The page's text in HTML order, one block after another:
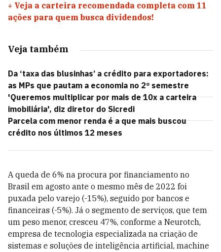
+ Veja a carteira recomendada completa com 11
ações para quem busca dividendos!
Veja também
Da ‘taxa das blusinhas’ a crédito para exportadores:
as MPs que pautam a economia no 2º semestre
'Queremos multiplicar por mais de 10x a carteira
imobiliária', diz diretor do Sicredi
Parcela com menor renda é a que mais buscou
crédito nos últimos 12 meses
A queda de 6% na procura por financiamento no
Brasil em agosto ante o mesmo mês de 2022 foi
puxada pelo varejo (-15%), seguido por bancos e
financeiras (-5%). Já o segmento de serviços, que tem
um peso menor, cresceu 47%, conforme a Neurotch,
empresa de tecnologia especializada na criação de
sistemas e soluções de inteligência artificial, machine